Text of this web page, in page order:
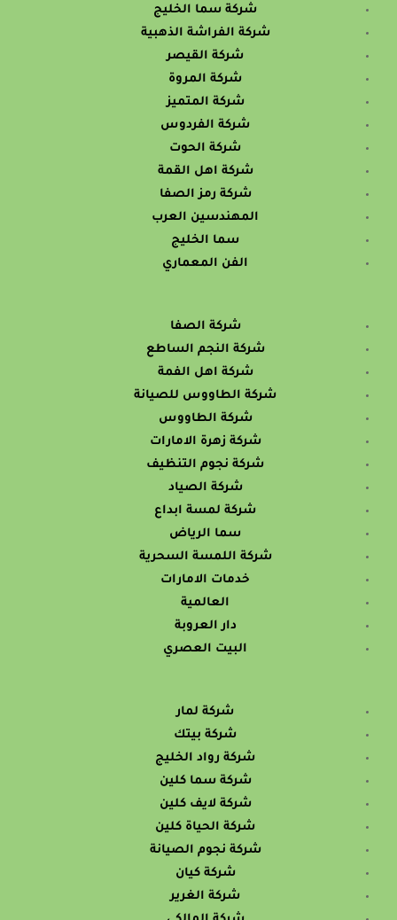
شركة سما الخليج
شركة الفراشة الذهبية
شركة القيصر
شركة المروة
شركة المتميز
شركة الفردوس
شركة الحوت
شركة اهل القمة
شركة رمز الصفا
المهندسين العرب
سما الخليج
الفن المعماري
شركة الصفا
شركة النجم الساطع
شركة اهل الفمة
شركة الطاووس للصيانة
شركة الطاووس
شركة زهرة الامارات
شركة نجوم التنظيف
شركة الصياد
شركة لمسة ابداع
سما الرياض
شركة اللمسة السحرية
خدمات الامارات
العالمية
دار العروبة
البيت العصري
شركة لمار
شركة بيتك
شركة رواد الخليج
شركة سما كلين
شركة لايف كلين
شركة الحياة كلين
شركة نجوم الصيانة
شركة كيان
شركة الغرير